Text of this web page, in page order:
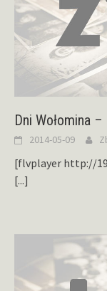
Dni Wołomina
2014-05-09
[flvplayer http://
[...]